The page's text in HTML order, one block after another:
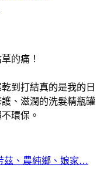
的痛！
到打結真的是我的日
、滋潤的洗髮精瓶罐
環保。
茲、農純鄉、娘家…